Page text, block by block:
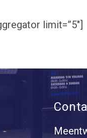
limit=”5″]